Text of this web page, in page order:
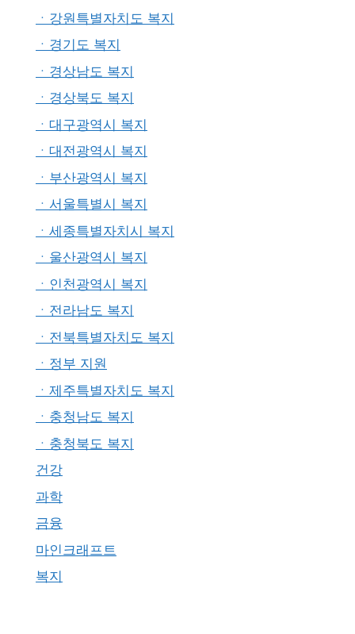
ㆍ강원특별자치도 복지
ㆍ경기도 복지
ㆍ경상남도 복지
ㆍ경상북도 복지
ㆍ대구광역시 복지
ㆍ대전광역시 복지
ㆍ부산광역시 복지
ㆍ서울특별시 복지
ㆍ세종특별자치시 복지
ㆍ울산광역시 복지
ㆍ인천광역시 복지
ㆍ전라남도 복지
ㆍ전북특별자치도 복지
ㆍ정부 지원
ㆍ제주특별자치도 복지
ㆍ충청남도 복지
ㆍ충청북도 복지
건강
과학
금융
마인크래프트
복지